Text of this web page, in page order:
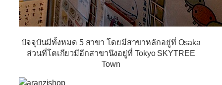
ปัจจุบันมีทั้งหมด 5 สาขา โดยมีสาขาหลักอยู่ที่ Osaka
ส่วนที่โตเกียวมีอีกสาขานึงอยู่ที่ Tokyo SKYTREE
Town